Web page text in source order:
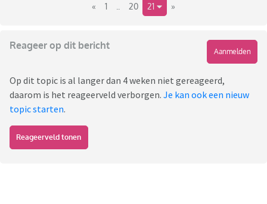
« 1 20 21 »
Reageer op dit bericht
Aanmelden
Op dit topic is al langer dan 4 weken niet gereageerd,
daarom is het reageerveld verborgen. Je kan ook een nieuw
topic starten.
Reageerveld tonen